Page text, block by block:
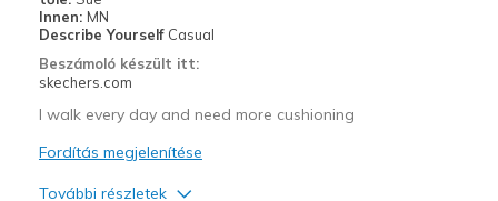
Innen: MN
Describe Yourself Casual
Beszámoló készült itt:
skechers.com
I walk every day and need more cushioning
Fordítás megjelenítése
További részletek